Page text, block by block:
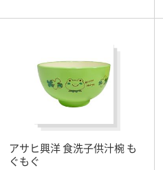
アサヒ興洋 食洗子供汁椀 も
ぐもぐ